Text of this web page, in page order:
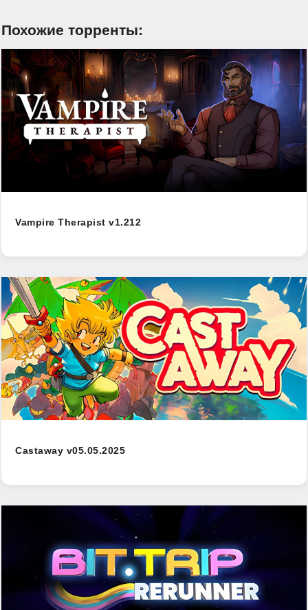
Похожие торренты:
Vampire Therapist v1.212
Castaway v05.05.2025